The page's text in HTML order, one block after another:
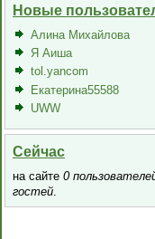
Новые
Алина Михайлова
Я Аиша
tol.yancom
Екатерина55588
UWW
Сейчас
на сайте 0
гостей.